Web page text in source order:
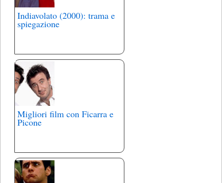
Indiavolato (2000): trama e
spiegazione
Migliori film con Ficarra e
Picone